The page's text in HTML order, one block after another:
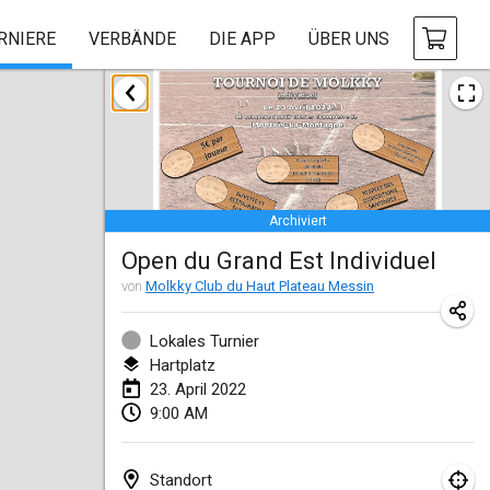
VERBÄNDE DIE APP ÜBER UNS
Archiviert
Open du Grand Est Individuel
von Molkky Club du Haut Plateau Messin
Lokales Turnier
Hartplatz
23. April 2022
9:00 AM
Standort
Januar 2022
ABGESAGT
Tournoi Mixte ASPTTOM
22. Jan. 2022|Frankreich
KKS Halli Duppeli
22. Jan. 2022|Finnland
Mölkky Tournament - Doubles
22. Jan. 2022
Suomelan Mölkky-open
22. Jan. 2022